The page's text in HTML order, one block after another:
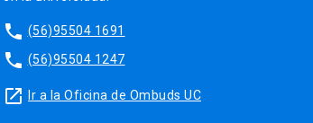
phone (56)95504 1691
phone (56)95504 1247
launch Ir a la Oficina de Ombuds UC